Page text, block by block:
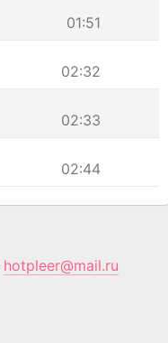
01:51
02:32
02:33
02:44
hotpleer@mail.ru